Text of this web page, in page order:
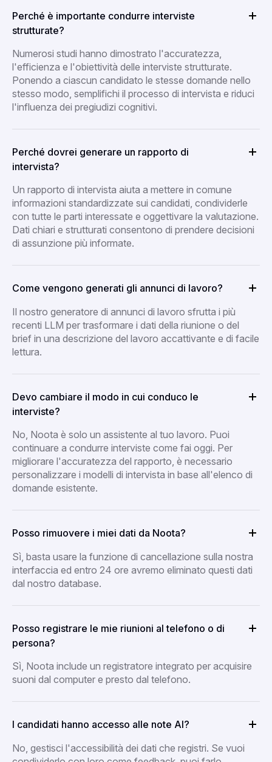
Perché è importante condurre interviste
strutturate?
Numerosi studi hanno dimostrato l'accuratezza,
l'efficienza e l'obiettività delle interviste strutturate.
Ponendo a ciascun candidato le stesse domande nello
stesso modo, semplifichi il processo di intervista e riduci
l'influenza dei pregiudizi cognitivi.
Perché dovrei generare un rapporto di
intervista?
Un rapporto di intervista aiuta a mettere in comune
informazioni standardizzate sui candidati, condividerle
con tutte le parti interessate e oggettivare la valutazione.
Dati chiari e strutturati consentono di prendere decisioni
di assunzione più informate.
Come vengono generati gli annunci di lavoro?
Il nostro generatore di annunci di lavoro sfrutta i più
recenti LLM per trasformare i dati della riunione o del
brief in una descrizione del lavoro accattivante e di facile
lettura.
Devo cambiare il modo in cui conduco le
interviste?
No, Noota è solo un assistente al tuo lavoro. Puoi
continuare a condurre interviste come fai oggi. Per
migliorare l'accuratezza del rapporto, è necessario
personalizzare i modelli di intervista in base all'elenco di
domande esistente.
Posso rimuovere i miei dati da Noota?
Sì, basta usare la funzione di cancellazione sulla nostra
interfaccia ed entro 24 ore avremo eliminato questi dati
dal nostro database.
Posso registrare le mie riunioni al telefono o di
persona?
Sì, Noota include un registratore integrato per acquisire
suoni dal computer e presto dal telefono.
I candidati hanno accesso alle note AI?
No, gestisci l'accessibilità dei dati che registri. Se vuoi